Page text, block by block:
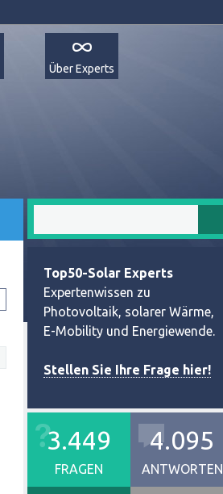
Über Experts
Top50-Solar Experts
Expertenwissen zu
Photovoltaik, solarer Wärme,
E-Mobility und Energiewende.
Stellen Sie Ihre Frage hier!
3.449
FRAGEN
4.095
ANTWORTEN